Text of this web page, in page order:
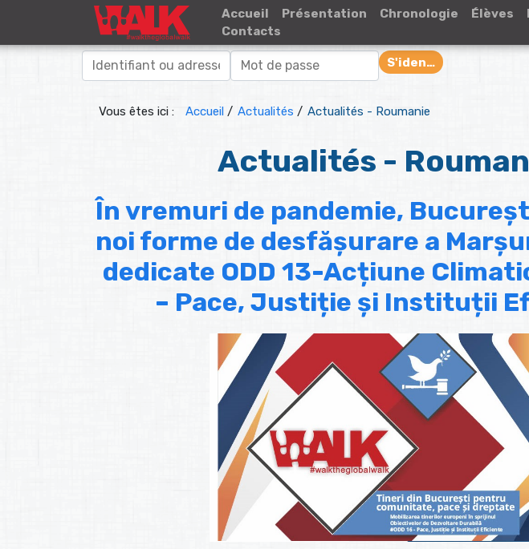
Accueil Présentation Chronologie Élèves
Contacts
S'identifier
Vous êtes ici : Accueil / Actualités / Actualités - Roumanie
Actualités -
În vremuri de pandemie,
noi forme de desfășurare a
dedicate ODD 13-Acțiune
– Pace, Justiție și Instituții